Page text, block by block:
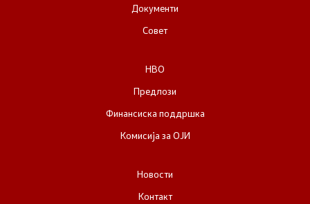
Отворени денови за иницијативи на граѓанските
Документи
Совет
НВО
Предлози
Финансиска поддршка
Комисија за ОЈИ
Новости
Контакт